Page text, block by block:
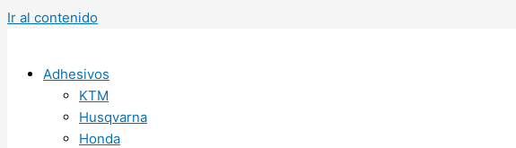
Ir al contenido
Adhesivos
KTM
Husqvarna
Honda